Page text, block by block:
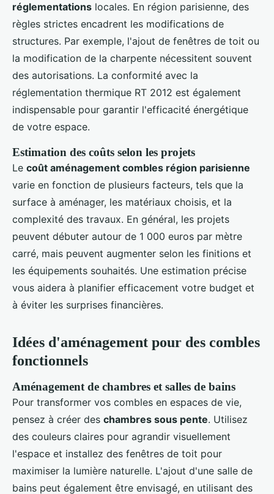
réglementations locales. En région parisienne, des
règles strictes encadrent les modifications de
structures. Par exemple, l'ajout de fenêtres de toit ou
la modification de la charpente nécessitent souvent
des autorisations. La conformité avec la
réglementation thermique RT 2012 est également
indispensable pour garantir l'efficacité énergétique
de votre espace.
Estimation des coûts selon les projets
Le coût aménagement combles région parisienne
varie en fonction de plusieurs facteurs, tels que la
surface à aménager, les matériaux choisis, et la
complexité des travaux. En général, les projets
peuvent débuter autour de 1 000 euros par mètre
carré, mais peuvent augmenter selon les finitions et
les équipements souhaités. Une estimation précise
vous aidera à planifier efficacement votre budget et
à éviter les surprises financières.
Idées d'aménagement pour des combles
fonctionnels
Aménagement de chambres et salles de bains
Pour transformer vos combles en espaces de vie,
pensez à créer des chambres sous pente. Utilisez
des couleurs claires pour agrandir visuellement
l'espace et installez des fenêtres de toit pour
maximiser la lumière naturelle. L'ajout d'une salle de
bains peut également être envisagé, en utilisant des